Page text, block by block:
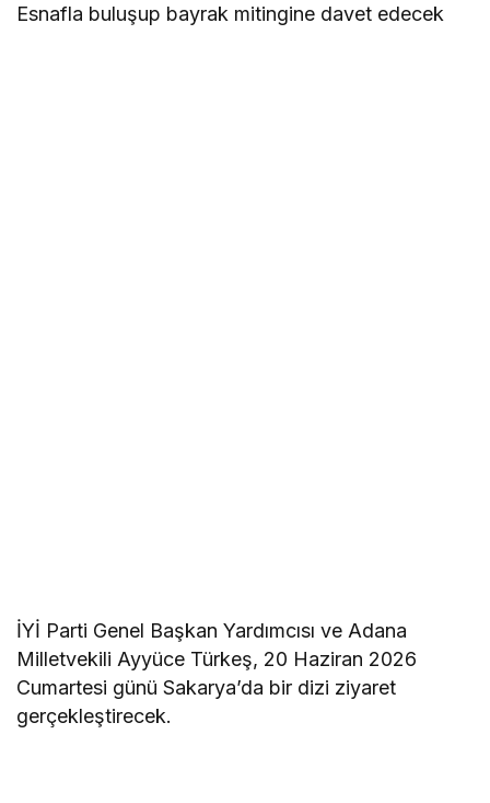
Esnafla buluşup bayrak mitingine davet edecek
İYİ Parti Genel Başkan Yardımcısı ve Adana
Milletvekili Ayyüce Türkeş, 20 Haziran 2026
Cumartesi günü Sakarya’da bir dizi ziyaret
gerçekleştirecek.